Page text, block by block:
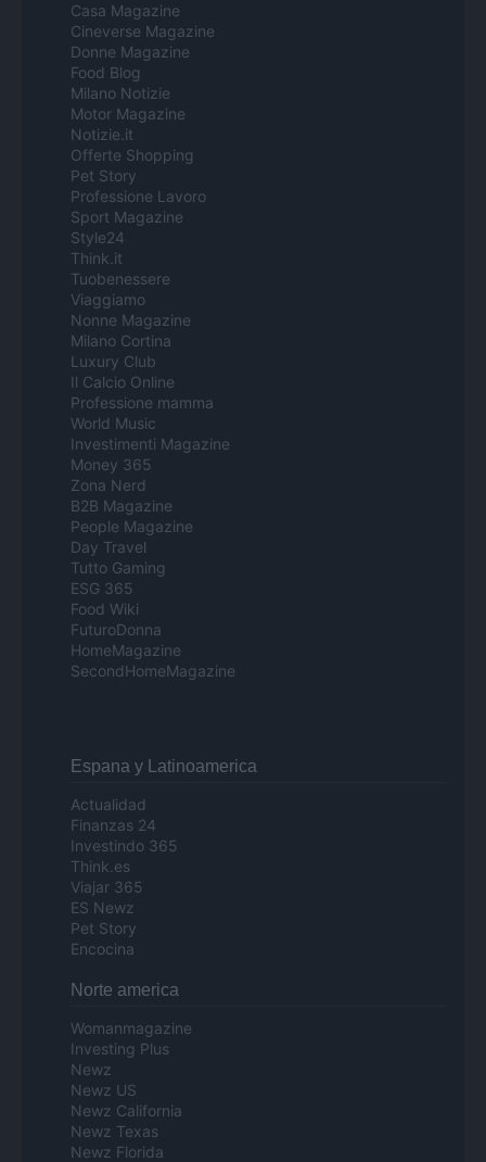
Casa Magazine
Cineverse Magazine
Donne Magazine
Food Blog
Milano Notizie
Motor Magazine
Notizie.it
Offerte Shopping
Pet Story
Professione Lavoro
Sport Magazine
Style24
Think.it
Tuobenessere
Viaggiamo
Nonne Magazine
Milano Cortina
Luxury Club
Il Calcio Online
Professione mamma
World Music
Investimenti Magazine
Money 365
Zona Nerd
B2B Magazine
People Magazine
Day Travel
Tutto Gaming
ESG 365
Food Wiki
FuturoDonna
HomeMagazine
SecondHomeMagazine
Espana y Latinoamerica
Actualidad
Finanzas 24
Investindo 365
Think.es
Viajar 365
ES Newz
Pet Story
Encocina
Norte america
Womanmagazine
Investing Plus
Newz
Newz US
Newz California
Newz Texas
Newz Florida